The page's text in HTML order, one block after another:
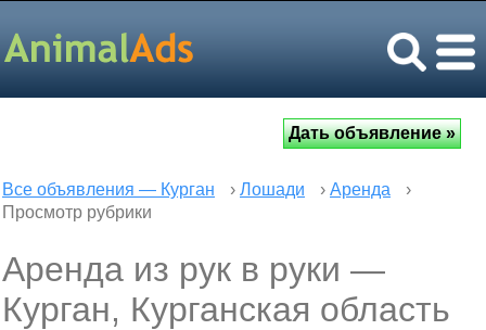
Все объявления — Курган › Лошади › Аренда
›
Просмотр рубрики
Аренда из рук в руки —
Курган, Курганская область